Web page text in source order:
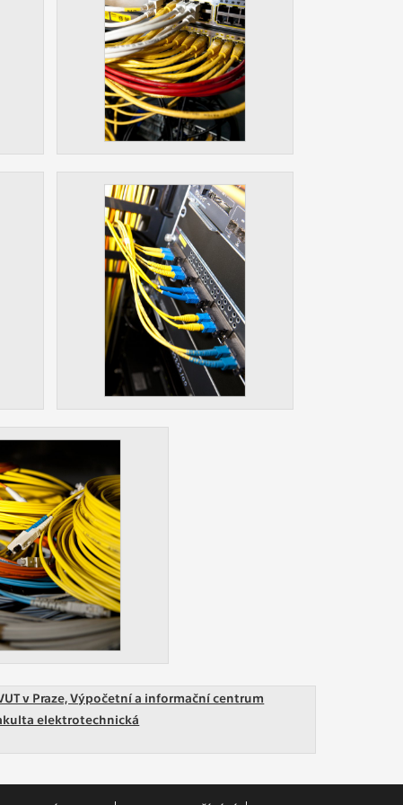
v Praze, Výpočetní a informační centrum
elektrotechnická